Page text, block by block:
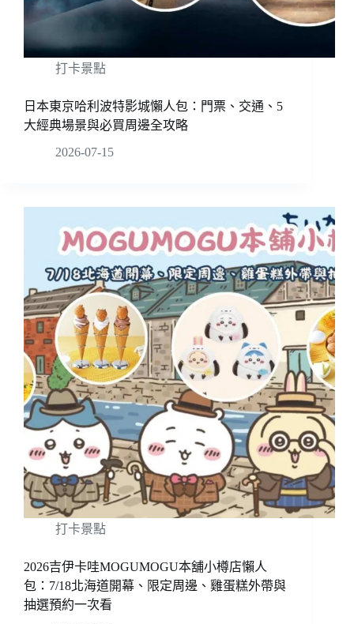
打卡景點
日本東京哈利波特影城懶人包：門票、交通、5
大經典場景與必買周邊全攻略
2026-07-15
打卡景點
2026吉伊卡哇MOGUMOGU本舖小樽店懶人
包：7/18北海道開幕、限定周邊、雞蛋糕外帶與
抽選預約一次看